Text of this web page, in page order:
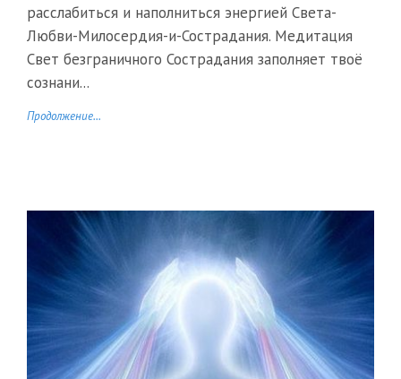
расслабиться и наполниться энергией Света-
Любви-Милосердия-и-Сострадания. Медитация
Свет безграничного Сострадания заполняет твоё
сознани...
Продолжение...